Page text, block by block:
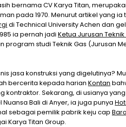
bernama CV Karya Titan,
pada 1970. Menurut artikel yang
di Technical University Achen dan
ia pernah jadi Ketua Jurusan
studi Teknik Gas (Jurusan
jasa konstruksi yang digelutinya?
bercerita kepada harian Kontan
kontraktor. Sekarang, di usianya
Bali di Anyer, ia juga punya
sebagai pemilik pabrik keju cap
Karya Titan Group.